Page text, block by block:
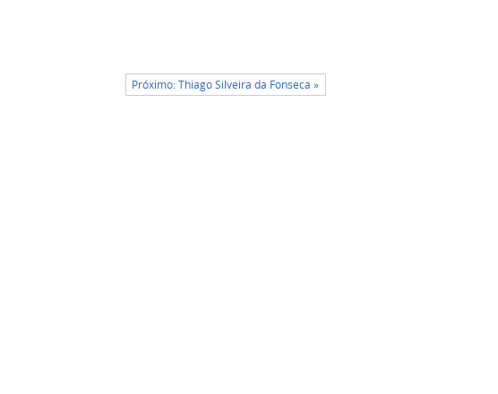
Próximo: Thiago Silveira da Fonseca »